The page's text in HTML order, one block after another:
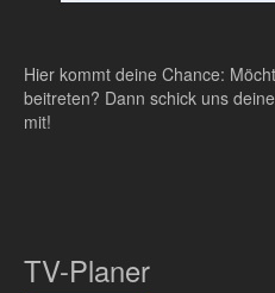
Hier kommt deine Chance:
beitreten? Dann schick uns
mit!
TV-Planer